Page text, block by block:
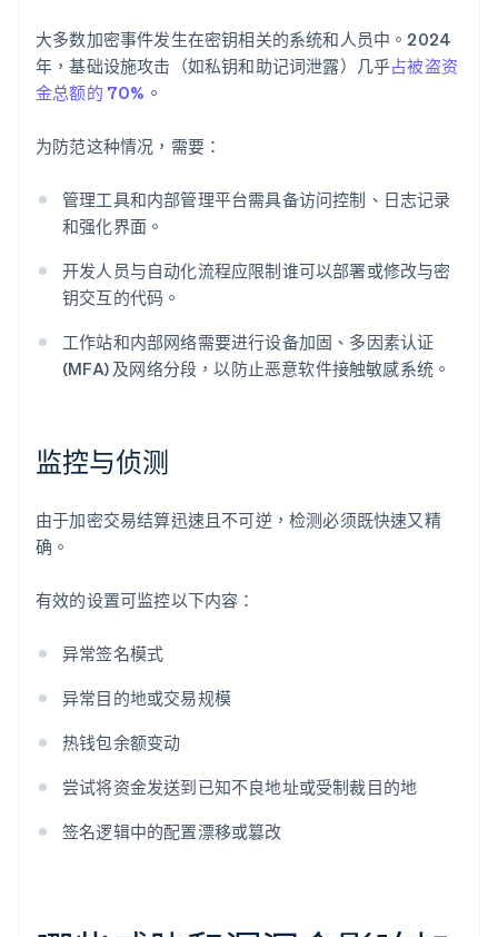
大多数加密事件发生在密钥相关的系统和人员中。2024
年，基础设施攻击（如私钥和助记词泄露）几乎占被盗资
金总额的 70% 。
为防范这种情况，需要：
管理工具和内部管理平台需具备访问控制、日志记录
和强化界面。
开发人员与自动化流程应限制谁可以部署或修改与密
钥交互的代码。
工作站和内部网络需要进行设备加固、多因素认证
(MFA) 及网络分段，以防止恶意软件接触敏感系统。
监控与侦测
由于加密交易结算迅速且不可逆，检测必须既快速又精
确。
有效的设置可监控以下内容：
异常签名模式
异常目的地或交易规模
热钱包余额变动
尝试将资金发送到已知不良地址或受制裁目的地
签名逻辑中的配置漂移或篡改